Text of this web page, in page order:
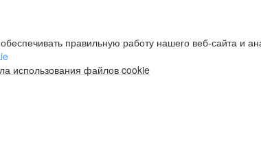
правильную работу нашего веб-сайта и
использования файлов cookie